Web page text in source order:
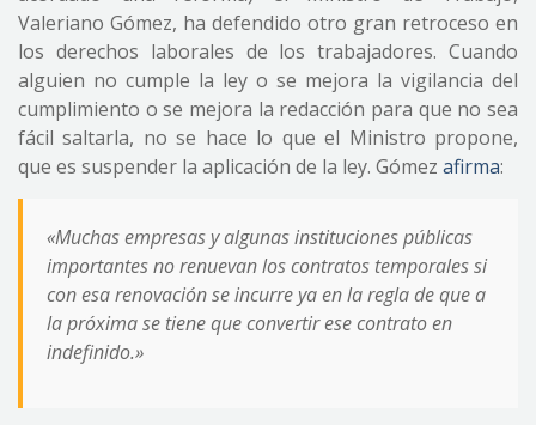
Valeriano Gómez, ha defendido otro gran retroceso en
los derechos laborales de los trabajadores. Cuando
alguien no cumple la ley o se mejora la vigilancia del
cumplimiento o se mejora la redacción para que no sea
fácil saltarla, no se hace lo que el Ministro propone,
que es suspender la aplicación de la ley. Gómez afirma:
«Muchas empresas y algunas instituciones públicas
importantes no renuevan los contratos temporales si
con esa renovación se incurre ya en la regla de que a
la próxima se tiene que convertir ese contrato en
indefinido.»